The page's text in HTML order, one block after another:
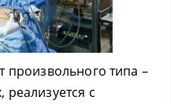
произвольного типа –
с